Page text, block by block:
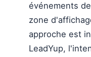
événements
zone
approche est
LeadYup,